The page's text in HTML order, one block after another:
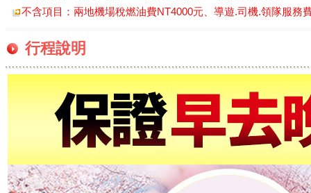
不含項目：兩地機場稅燃油費NT4000元、導遊.司機.領隊服務
行程說明